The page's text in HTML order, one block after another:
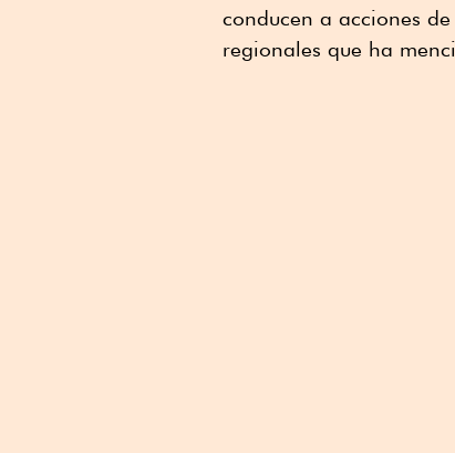
conducen a acciones
regionales que ha